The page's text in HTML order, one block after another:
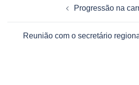
Progressão na
Reunião com o secretário